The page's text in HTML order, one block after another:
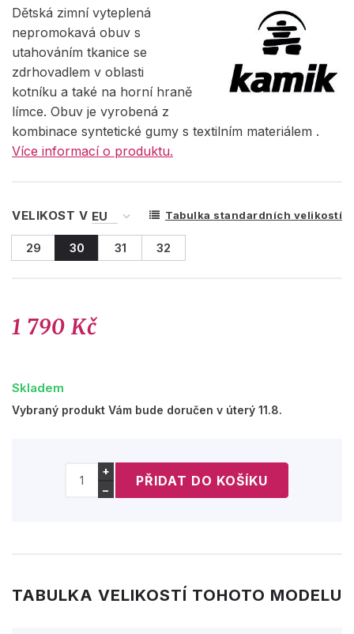
Dětská zimní vyteplená
nepromokavá obuv s
utahováním tkanice se
zdrhovadlem v oblasti
kotníku a také na horní hraně
límce. Obuv je vyrobená z
kombinace syntetické gumy s textilním materiálem .
Více informací o produktu.
VELIKOST V Tabulka standardních velikostí
29 30 31 32
1 790 Kč
Skladem
Vybraný produkt Vám bude doručen v úterý 11.8.
+
−
TABULKA VELIKOSTÍ TOHOTO MODELU